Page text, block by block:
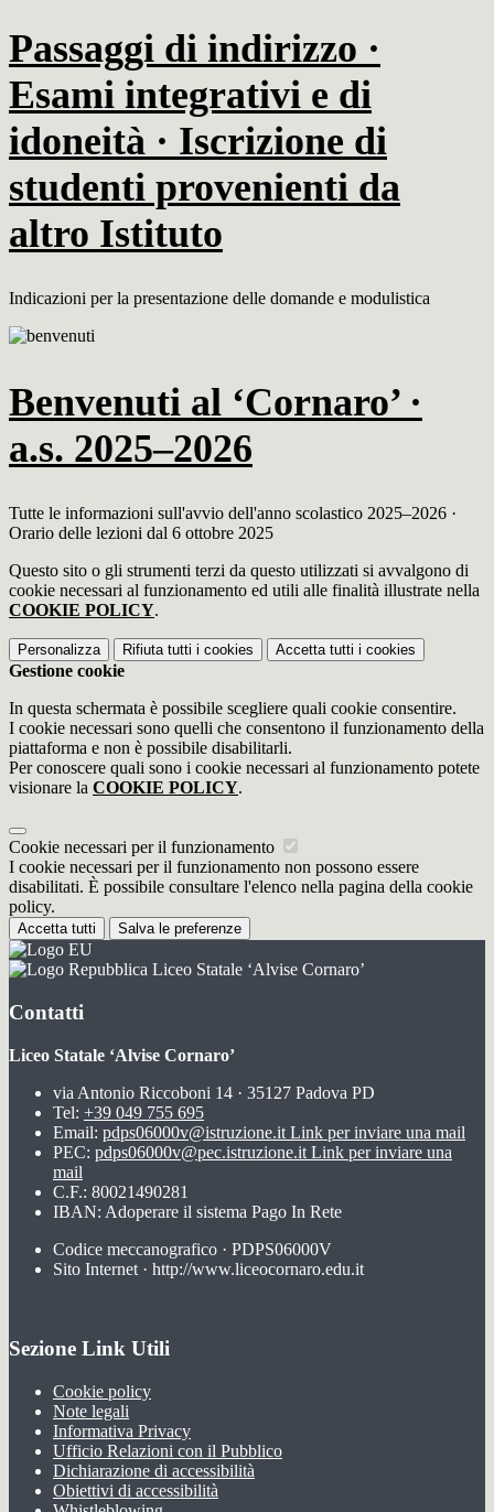
Passaggi di indirizzo ·
Esami integrativi e di
idoneità · Iscrizione di
studenti provenienti da
altro Istituto
Indicazioni per la presentazione delle domande e modulistica
Benvenuti al ‘Cornaro’ ·
a.s. 2025–2026
Tutte le informazioni sull'avvio dell'anno scolastico 2025–2026 ·
Orario delle lezioni dal 6 ottobre 2025
Questo sito o gli strumenti terzi da questo utilizzati si avvalgono di
cookie necessari al funzionamento ed utili alle finalità illustrate nella
COOKIE POLICY.
Personalizza Rifiuta tutti i cookies Accetta tutti i cookies
Gestione cookie
In questa schermata è possibile scegliere quali cookie consentire.
I cookie necessari sono quelli che consentono il funzionamento della
piattaforma e non è possibile disabilitarli.
Per conoscere quali sono i cookie necessari al funzionamento potete
visionare la COOKIE POLICY.
Cookie necessari per il funzionamento
I cookie necessari per il funzionamento non possono essere
disabilitati. È possibile consultare l'elenco nella pagina della cookie
policy.
Accetta tutti Salva le preferenze
Liceo Statale ‘Alvise Cornaro’
Contatti
Liceo Statale ‘Alvise Cornaro’
via Antonio Riccoboni 14 · 35127 Padova PD
Tel: +39 049 755 695
Email: pdps06000v@istruzione.it Link per inviare una mail
PEC: pdps06000v@pec.istruzione.it Link per inviare una
mail
C.F.: 80021490281
IBAN: Adoperare il sistema Pago In Rete
Codice meccanografico · PDPS06000V
Sito Internet · http://www.liceocornaro.edu.it
Sezione Link Utili
Cookie policy
Note legali
Informativa Privacy
Ufficio Relazioni con il Pubblico
Dichiarazione di accessibilità
Obiettivi di accessibilità